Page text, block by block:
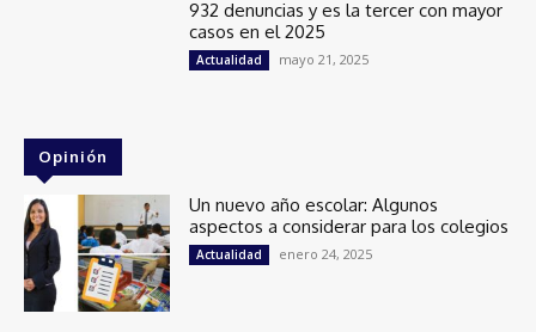
932 denuncias y es la tercer con mayor
casos en el 2025
Actualidad mayo 21, 2025
Opinión
Un nuevo año escolar: Algunos
aspectos a considerar para los colegios
Actualidad enero 24, 2025